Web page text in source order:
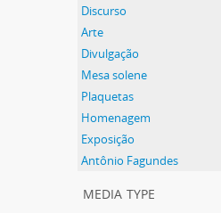
Discurso
Arte
Divulgação
Mesa solene
Plaquetas
Homenagem
Exposição
Antônio Fagundes
media type